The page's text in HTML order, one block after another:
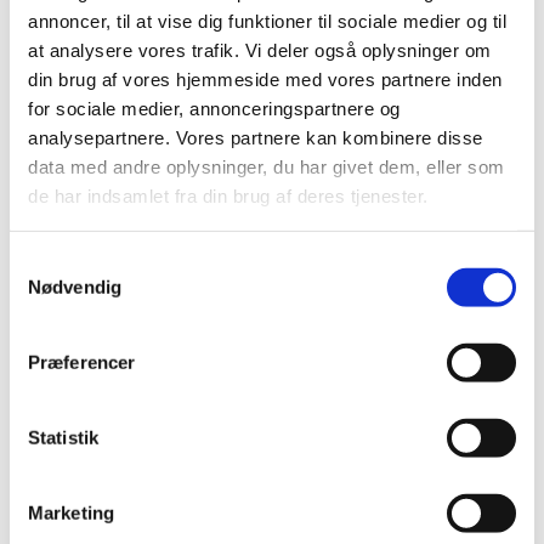
annoncer, til at vise dig funktioner til sociale medier og til
at analysere vores trafik. Vi deler også oplysninger om
din brug af vores hjemmeside med vores partnere inden
for sociale medier, annonceringspartnere og
analysepartnere. Vores partnere kan kombinere disse
data med andre oplysninger, du har givet dem, eller som
de har indsamlet fra din brug af deres tjenester.
Nødvendig
Præferencer
Statistik
Marketing
2018 (150)
2017 (167)
2016 (167)
2015 (33)
december (4)
november (4)
august (2)
marts (2)
januar (3)
2013 (49)